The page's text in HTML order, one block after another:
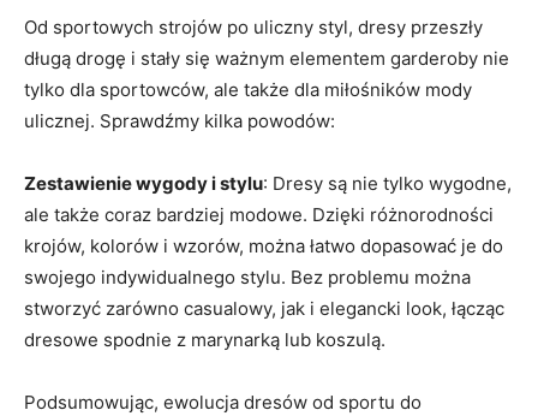
Od sportowych strojów po uliczny ⁣styl, dresy przeszły
długą drogę i stały się⁤ ważnym elementem garderoby nie‍
tylko dla sportowców, ale także dla miłośników mody
ulicznej. Sprawdźmy kilka powodów:
Zestawienie wygody‌ i‌ stylu: Dresy są nie ‌tylko wygodne,
ale także ⁤coraz bardziej modowe. Dzięki różnorodności
krojów, kolorów i wzorów, można łatwo dopasować je do
swojego indywidualnego stylu. Bez problemu można⁢
stworzyć⁣ zarówno casualowy, jak i elegancki look,⁣ łącząc
dresowe ​spodnie z marynarką lub koszulą.
Podsumowując, ewolucja dresów ⁣od ‍sportu⁣ do